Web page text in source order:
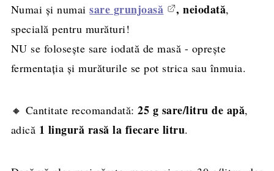
Numai și numaisare grunjoasă , neiodată,
specială pentru murături!
NU se folosește sare iodată de masă - oprește
fermentația și murăturile se pot strica sau înmuia.
🔸 Cantitate recomandată:25 g sare/litru de apă,
adică 1 lingură rasă la fiecare litru.